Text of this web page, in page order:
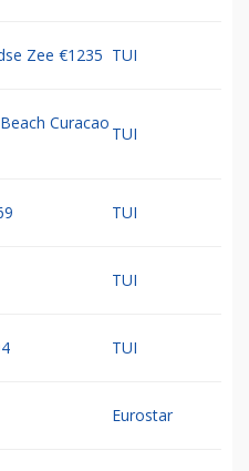
Zee €1235 TUI
Curacao
TUI
TUI
TUI
TUI
Eurostar